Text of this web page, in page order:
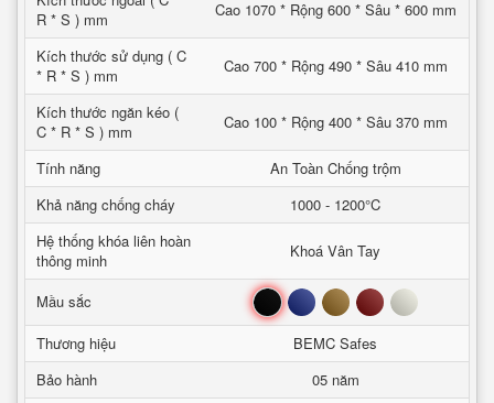
R * S ) mm
Cao 1070 * Rộng 600 * Sâu * 600 mm
Kích thước sử dụng ( C
* R * S ) mm
Cao 700 * Rộng 490 * Sâu 410 mm
Kích thước ngăn kéo (
C * R * S ) mm
Cao 100 * Rộng 400 * Sâu 370 mm
Tính năng
An Toàn Chống trộm
Khả năng chống cháy
1000 - 1200°C
Hệ thống khóa liên hoàn
thông minh
Khoá Vân Tay
Mầu sắc Đen Xanh Nâu Đỏ Trắng
Thương hiệu
BEMC Safes
Bảo hành
05 năm